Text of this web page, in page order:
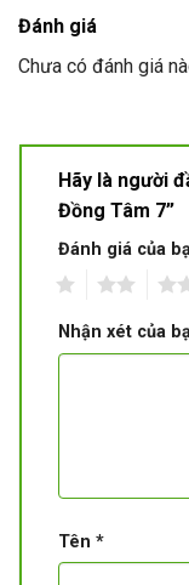
Đánh giá
Chưa có đánh giá
Hãy là người
Đồng Tâm 7”
Đánh giá của
Nhận xét của
Tên *